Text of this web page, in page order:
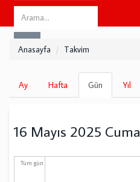
Search
this
Anasayfa Takvim
Birincil
sekmeler
Ay Hafta Gün
sekme)
Yıl
16 Mayıs 2025 Cuma
Tüm gün